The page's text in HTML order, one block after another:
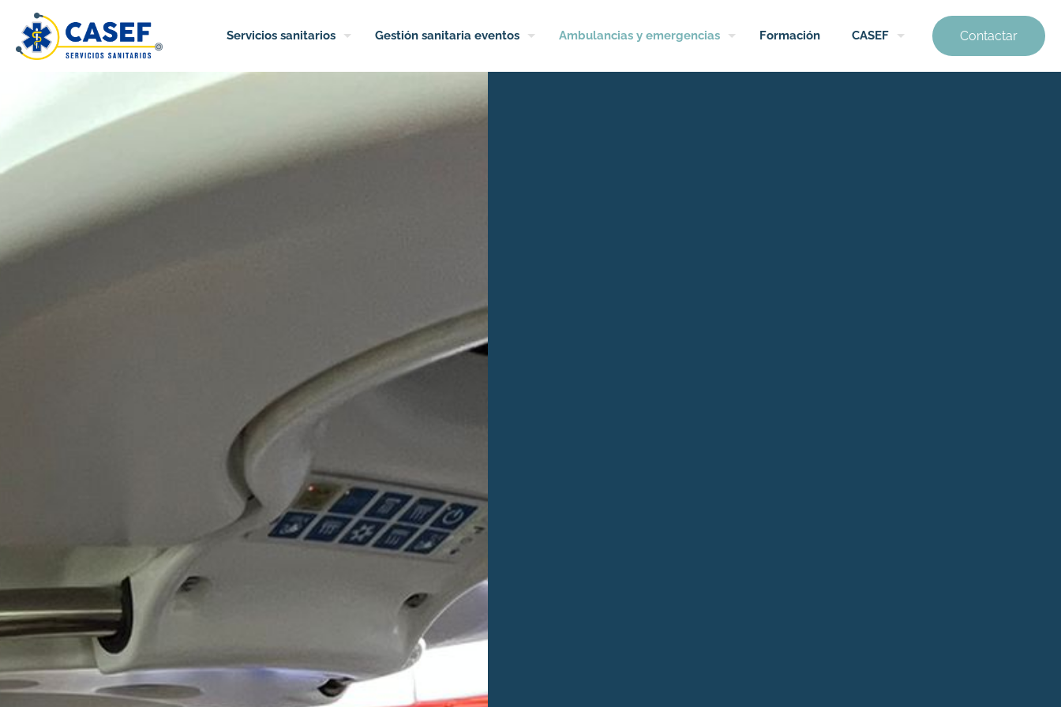
Servicios sanitarios Gestión sanitaria eventos Ambulancias y emergencias Formación CASEF Contactar